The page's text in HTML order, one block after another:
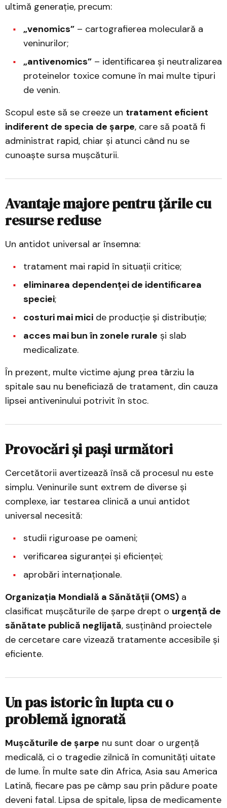
ultimă generație, precum:
„venomics” – cartografierea moleculară a
veninurilor;
„antivenomics” – identificarea și neutralizarea
proteinelor toxice comune în mai multe tipuri
de venin.
Scopul este să se creeze un tratament eficient
indiferent de specia de șarpe, care să poată fi
administrat rapid, chiar și atunci când nu se
cunoaște sursa mușcăturii.
Avantaje majore pentru țările cu
resurse reduse
Un antidot universal ar însemna:
tratament mai rapid în situații critice;
eliminarea dependenței de identificarea
speciei;
costuri mai mici de producție și distribuție;
acces mai bun în zonele rurale și slab
medicalizate.
În prezent, multe victime ajung prea târziu la
spitale sau nu beneficiază de tratament, din cauza
lipsei antiveninului potrivit în stoc.
Provocări și pași următori
Cercetătorii avertizează însă că procesul nu este
simplu. Veninurile sunt extrem de diverse și
complexe, iar testarea clinică a unui antidot
universal necesită:
studii riguroase pe oameni;
verificarea siguranței și eficienței;
aprobări internaționale.
Organizația Mondială a Sănătății (OMS) a
clasificat mușcăturile de șarpe drept o urgență de
sănătate publică neglijată, susținând proiectele
de cercetare care vizează tratamente accesibile și
eficiente.
Un pas istoric în lupta cu o
problemă ignorată
Mușcăturile de șarpe nu sunt doar o urgență
medicală, ci o tragedie zilnică în comunități uitate
de lume. În multe sate din Africa, Asia sau America
Latină, fiecare pas pe câmp sau prin pădure poate
deveni fatal. Lipsa de spitale, lipsa de medicamente